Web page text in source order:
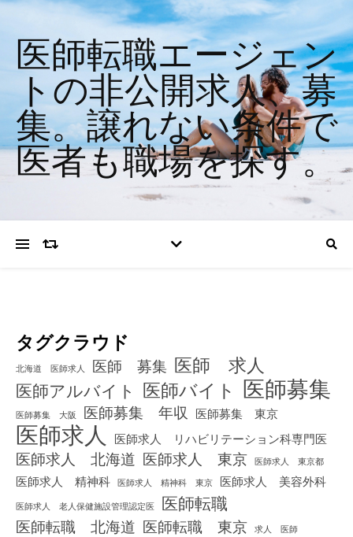
医師転職エージェン
トの非公開求人、募
集。譲れない条件で
医者も職場を探す。
タグクラウド
北海道 医師求人 医師 募集 医師 求人
医師アルバイト 医師バイト 医師募集
医師募集 大阪 医師募集 年収 医師募集 東京
医師求人 医師求人 リハビリテーション科専門医
医師求人 北海道 医師求人 東京 医師求人 東京都
医師求人 精神科 医師求人 精神科 東京 医師求人 美容外科
医師求人 老人保健施設管理認定医 医師転職
医師転職 北海道 医師転職 東京 求人 医師